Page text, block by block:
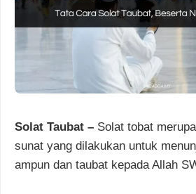
Solat Taubat – Solat tobat
sunat yang dilakukan untuk
ampun dan taubat kepada Allah